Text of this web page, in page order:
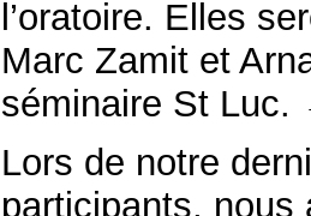
l’oratoire. Elles
Marc Zamit et
séminaire St
Lors de notre
participants, nous